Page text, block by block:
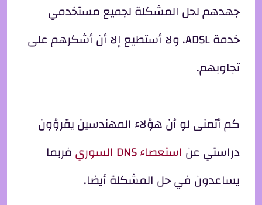
جهدهم لحل المشكلة لجميع مستخدمي
خدمة ADSL، ولا أستطيع إلا أن أشكرهم على
تجاوبهم.
كم أتمنى لو أن هؤلاء المهندسين يقرؤون
دراستي عن استعصاء DNS السوري
فربما
يساعدون في حل المشكلة أيضا.